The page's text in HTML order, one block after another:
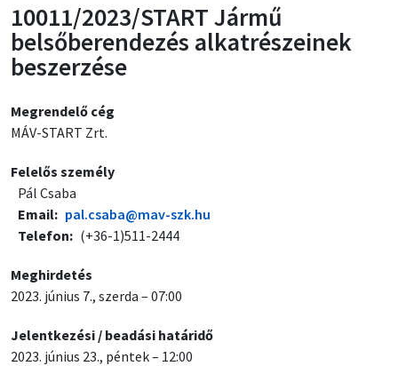
10011/2023/START Jármű
belsőberendezés alkatrészeinek
beszerzése
Megrendelő cég
MÁV-START Zrt.
Felelős személy
Pál Csaba
Email
pal.csaba@mav-szk.hu
Telefon
(+36-1)511-2444
Meghirdetés
2023. június 7., szerda – 07:00
Jelentkezési / beadási határidő
2023. június 23., péntek – 12:00